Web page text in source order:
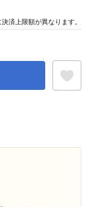
済上限額が異なります。